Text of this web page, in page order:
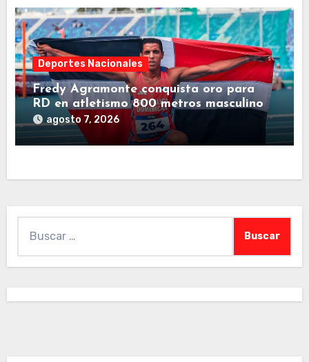
Deportes Nacionales
Fredy Agramonte conquista oro para
RD en atletismo 800 metros masculino
agosto 7, 2026